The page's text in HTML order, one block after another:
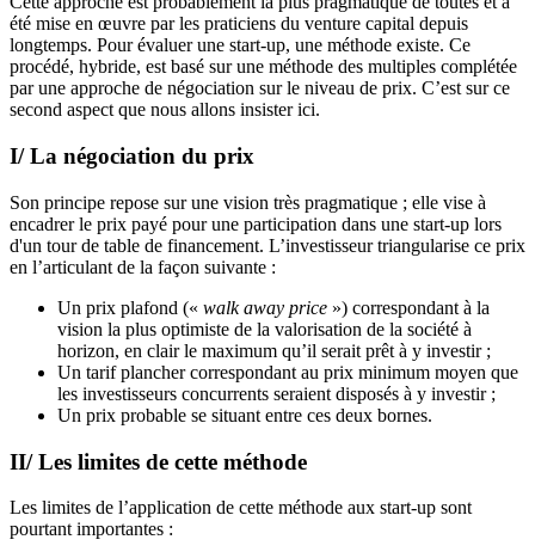
été mise en œuvre par les praticiens du venture capital depuis
longtemps. Pour évaluer une start-up, une méthode existe. Ce
procédé, hybride, est basé sur une méthode des multiples complétée
par une approche de négociation sur le niveau de prix. C’est sur ce
second aspect que nous allons insister ici.
I/ La négociation du prix
Son principe repose sur une vision très pragmatique ; elle vise à
encadrer le prix payé pour une participation dans une start-up lors
d'un tour de table de financement. L’investisseur triangularise ce prix
en l’articulant de la façon suivante :
Un prix plafond (« walk away price ») correspondant à la
vision la plus optimiste de la valorisation de la société à
horizon, en clair le maximum qu’il serait prêt à y investir ;
Un tarif plancher correspondant au prix minimum moyen que
les investisseurs concurrents seraient disposés à y investir ;
Un prix probable se situant entre ces deux bornes.
II/ Les limites de cette méthode
Les limites de l’application de cette méthode aux start-up sont
pourtant importantes :